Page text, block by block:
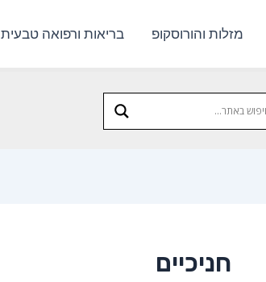
מזלות והורוסקופ בריאות ורפואה טבעית
חניכיים